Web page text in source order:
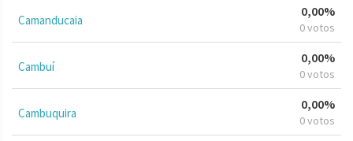
Camanducaia
0,00%
0 votos
Cambuí
0,00%
0 votos
Cambuquira
0,00%
0 votos